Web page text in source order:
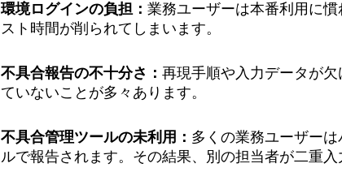
環境ログインの負担：業務ユーザーは本番利用に
スト時間が削られてしまいます。
不具合報告の不十分さ：再現手順や入力データが
ていないことが多々あります。
不具合管理ツールの未利用： 多くの業務ユーザー
ルで報告されます。その結果、別の担当者が二重入